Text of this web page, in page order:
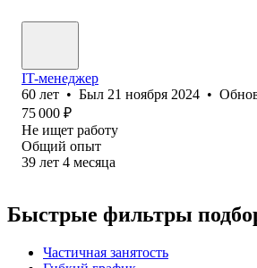
IT-менеджер
60 лет • Был 21 ноября 2024 •
75 000 ₽
Не ищет работу
Общий опыт
39 лет 4 месяца
Быстрые фильтры
Частичная занятость